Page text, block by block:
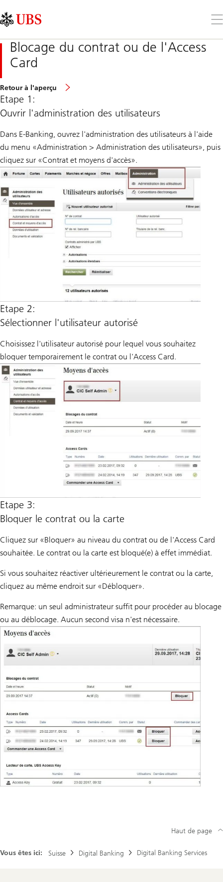
Links
Area
le
Blocage du contrat ou de l'Access
Card
Retour à l'aperçu
Etape 1:
Ouvrir l'administration des utilisateurs
Dans E-Banking, ouvrez l'administration des utilisateurs à l'aide
du menu «Administration > Administration des utilisateurs», puis
cliquez sur «Contrat et moyens d'accès».
Etape 2:
Sélectionner l'utilisateur autorisé
Choisissez l'utilisateur autorisé pour lequel vous souhaitez
bloquer temporairement le contrat ou l'Access Card.
Etape 3:
Bloquer le contrat ou la carte
Cliquez sur «Bloquer» au niveau du contrat ou de l'Access Card
souhaitée. Le contrat ou la carte est bloqué(e) à effet immédiat.
Si vous souhaitez réactiver ultérieurement le contrat ou la carte,
cliquez au même endroit sur «Débloquer».
Remarque: un seul administrateur suffit pour procéder au blocage
ou au déblocage. Aucun second visa n'est nécessaire.
Vous êtes ici: Suisse Digital Banking Digital Banking Services
Haut de page